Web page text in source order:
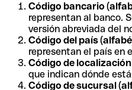
Código bancario
representan al banco.
versión abreviada del
Código del país
representan el país en
Código de
que indican dónde
Código de sucursal